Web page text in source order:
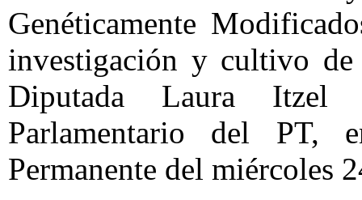
Genéticamente
investigación y cultivo
Diputada Laura Itzel
Parlamentario del PT,
Permanente del miércoles